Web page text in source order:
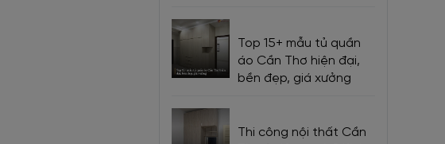
Top 15+ mẫu tủ quần
áo Cần Thơ hiện đại,
bền đẹp, giá xưởng
Thi công nội thất Cần